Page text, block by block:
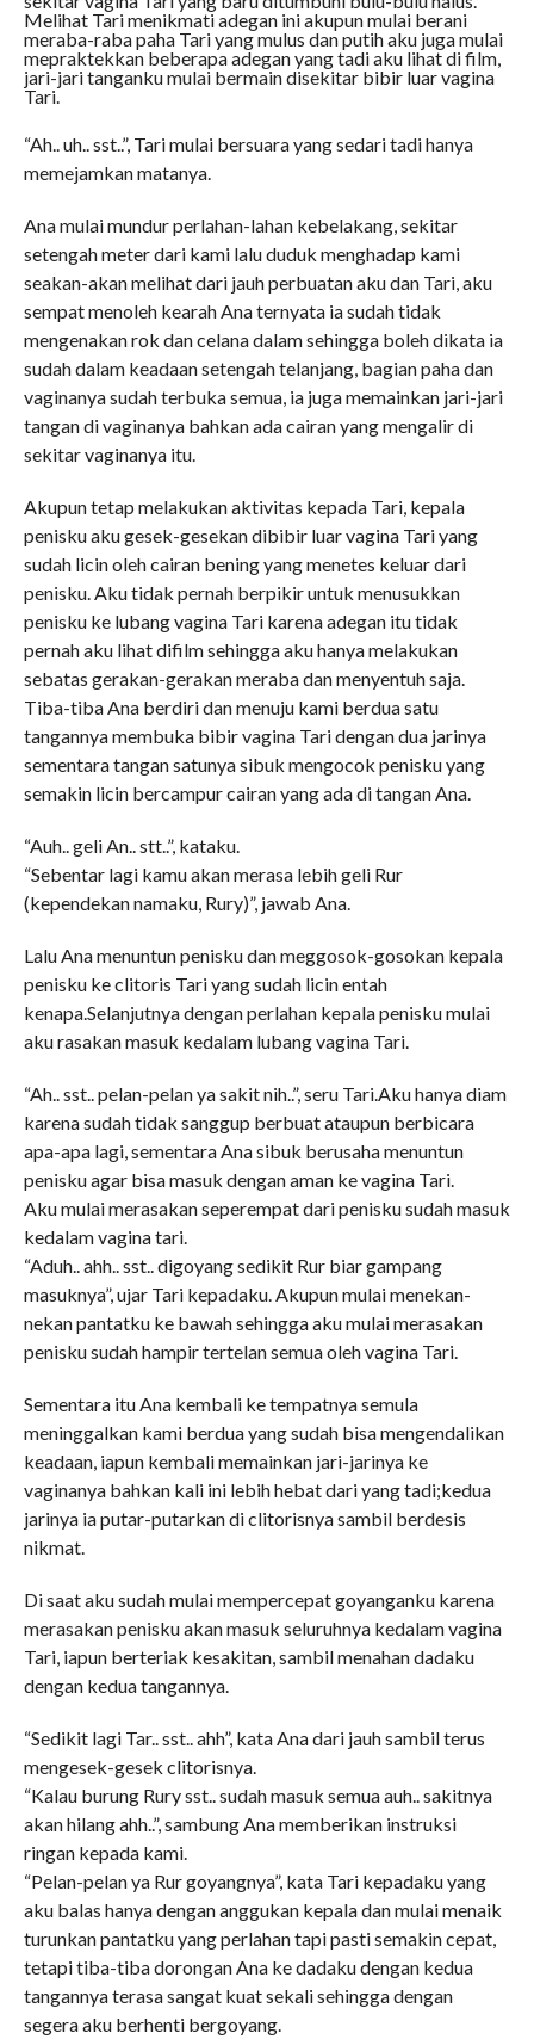
Melihat Tari menikmati adegan ini akupun mulai berani
meraba-raba paha Tari yang mulus dan putih aku juga mulai
mepraktekkan beberapa adegan yang tadi aku lihat di film,
jari-jari tanganku mulai bermain disekitar bibir luar vagina
Tari.
“Ah.. uh.. sst..”, Tari mulai bersuara yang sedari tadi hanya
memejamkan matanya.
Ana mulai mundur perlahan-lahan kebelakang, sekitar
setengah meter dari kami lalu duduk menghadap kami
seakan-akan melihat dari jauh perbuatan aku dan Tari, aku
sempat menoleh kearah Ana ternyata ia sudah tidak
mengenakan rok dan celana dalam sehingga boleh dikata ia
sudah dalam keadaan setengah telanjang, bagian paha dan
vaginanya sudah terbuka semua, ia juga memainkan jari-jari
tangan di vaginanya bahkan ada cairan yang mengalir di
sekitar vaginanya itu.
Akupun tetap melakukan aktivitas kepada Tari, kepala
penisku aku gesek-gesekan dibibir luar vagina Tari yang
sudah licin oleh cairan bening yang menetes keluar dari
penisku. Aku tidak pernah berpikir untuk menusukkan
penisku ke lubang vagina Tari karena adegan itu tidak
pernah aku lihat difilm sehingga aku hanya melakukan
sebatas gerakan-gerakan meraba dan menyentuh saja.
Tiba-tiba Ana berdiri dan menuju kami berdua satu
tangannya membuka bibir vagina Tari dengan dua jarinya
sementara tangan satunya sibuk mengocok penisku yang
semakin licin bercampur cairan yang ada di tangan Ana.
“Auh.. geli An.. stt..”, kataku.
“Sebentar lagi kamu akan merasa lebih geli Rur
(kependekan namaku, Rury)”, jawab Ana.
Lalu Ana menuntun penisku dan meggosok-gosokan kepala
penisku ke clitoris Tari yang sudah licin entah
kenapa.Selanjutnya dengan perlahan kepala penisku mulai
aku rasakan masuk kedalam lubang vagina Tari.
“Ah.. sst.. pelan-pelan ya sakit nih..”, seru Tari.Aku hanya diam
karena sudah tidak sanggup berbuat ataupun berbicara
apa-apa lagi, sementara Ana sibuk berusaha menuntun
penisku agar bisa masuk dengan aman ke vagina Tari.
Aku mulai merasakan seperempat dari penisku sudah masuk
kedalam vagina tari.
“Aduh.. ahh.. sst.. digoyang sedikit Rur biar gampang
masuknya”, ujar Tari kepadaku. Akupun mulai menekan-
nekan pantatku ke bawah sehingga aku mulai merasakan
penisku sudah hampir tertelan semua oleh vagina Tari.
Sementara itu Ana kembali ke tempatnya semula
meninggalkan kami berdua yang sudah bisa mengendalikan
keadaan, iapun kembali memainkan jari-jarinya ke
vaginanya bahkan kali ini lebih hebat dari yang tadi;kedua
jarinya ia putar-putarkan di clitorisnya sambil berdesis
nikmat.
Di saat aku sudah mulai mempercepat goyanganku karena
merasakan penisku akan masuk seluruhnya kedalam vagina
Tari, iapun berteriak kesakitan, sambil menahan dadaku
dengan kedua tangannya.
“Sedikit lagi Tar.. sst.. ahh”, kata Ana dari jauh sambil terus
mengesek-gesek clitorisnya.
“Kalau burung Rury sst.. sudah masuk semua auh.. sakitnya
akan hilang ahh..”, sambung Ana memberikan instruksi
ringan kepada kami.
“Pelan-pelan ya Rur goyangnya”, kata Tari kepadaku yang
aku balas hanya dengan anggukan kepala dan mulai menaik
turunkan pantatku yang perlahan tapi pasti semakin cepat,
tetapi tiba-tiba dorongan Ana ke dadaku dengan kedua
tangannya terasa sangat kuat sekali sehingga dengan
segera aku berhenti bergoyang.